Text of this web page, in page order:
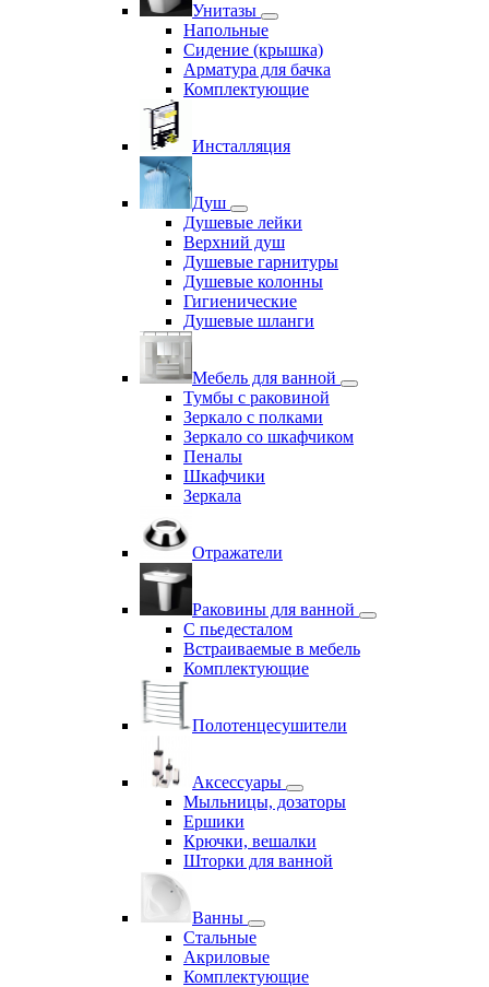
Унитазы
Напольные
Сидение (крышка)
Арматура для бачка
Комплектующие
Инсталляция
Душ
Душевые лейки
Верхний душ
Душевые гарнитуры
Душевые колонны
Гигиенические
Душевые шланги
Мебель для ванной
Тумбы с раковиной
Зеркало с полками
Зеркало со шкафчиком
Пеналы
Шкафчики
Зеркала
Отражатели
Раковины для ванной
С пьедесталом
Встраиваемые в мебель
Комплектующие
Полотенцесушители
Аксессуары
Мыльницы, дозаторы
Ершики
Крючки, вешалки
Шторки для ванной
Ванны
Стальные
Акриловые
Комплектующие